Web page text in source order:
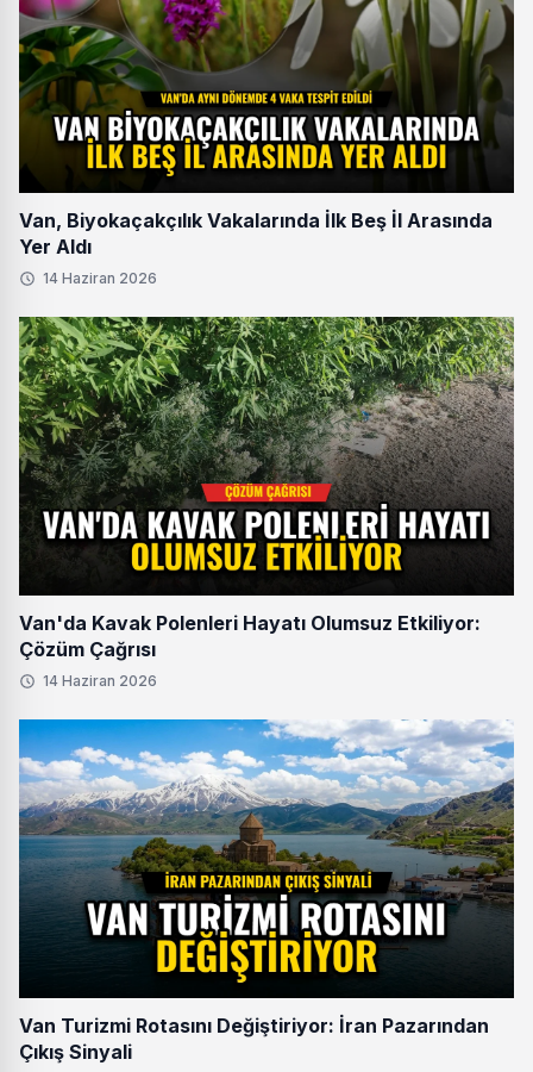
Van, Biyokaçakçılık Vakalarında İlk Beş İl Arasında
Yer Aldı
14 Haziran 2026
Van'da Kavak Polenleri Hayatı Olumsuz Etkiliyor:
Çözüm Çağrısı
14 Haziran 2026
Van Turizmi Rotasını Değiştiriyor: İran Pazarından
Çıkış Sinyali